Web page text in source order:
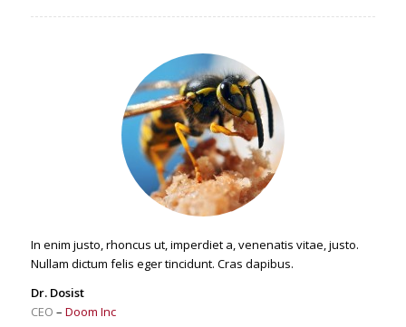
In enim justo, rhoncus ut, imperdiet a, venenatis vitae, justo.
Nullam dictum felis eger tincidunt. Cras dapibus.
Dr. Dosist
CEO – Doom Inc